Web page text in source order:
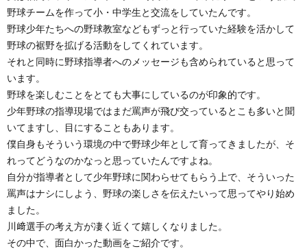
野球チームを作って小・中学生と交流をしていたんです。
野球少年たちへの野球教室などもずっと行っていた経験を活かして
野球の裾野を拡げる活動をしてくれています。
それと同時に野球指導者へのメッセージも含められていると思って
います。
野球を楽しむことをとても大事にしているのが印象的です。
少年野球の指導現場ではまだ罵声が飛び交っているとこも多いと聞
いてますし、目にすることもあります。
僕自身もそういう環境の中で野球少年として育ってきましたが、そ
れってどうなのかなっと思っていたんですよね。
自分が指導者として少年野球に関わらせてもらう上で、そういった
罵声はナシにしよう、野球の楽しさを伝えたいって思ってやり始め
ました。
川﨑選手の考え方が凄く近くて嬉しくなりました。
その中で、面白かった動画をご紹介です。